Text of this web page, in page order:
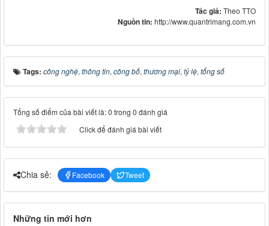
Tác giả: Theo TTO
Nguồn tin: http://www.quantrimang.com.vn
Tags: công nghệ, thông tin, công bố, thương mại, tỷ lệ, tổng số
Tổng số điểm của bài viết là: 0 trong 0 đánh giá
Click để đánh giá bài viết
Chia sẻ: Facebook Tweet
Những tin mới hơn